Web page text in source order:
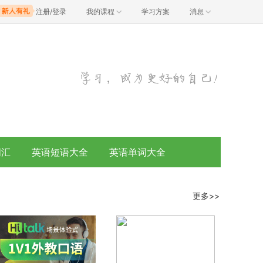
注册/登录 我的课程 学习方案 消息
英语短语大全 英语单词大全
更多>>